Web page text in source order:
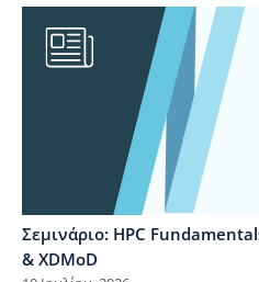
Σεμινάριο: HPC
& XDMoD